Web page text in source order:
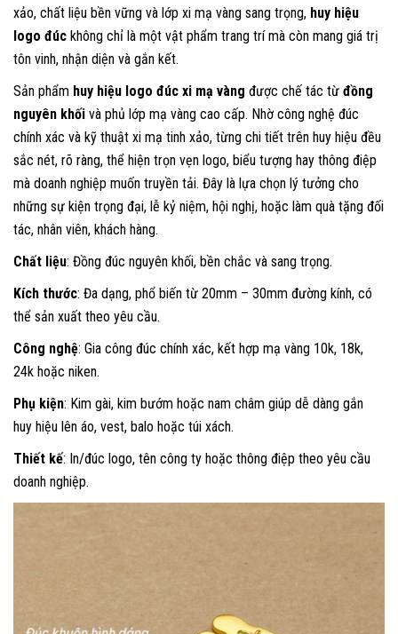
xảo, chất liệu bền vững và lớp xi mạ vàng sang trọng, huy hiệu
logo đúc không chỉ là một vật phẩm trang trí mà còn mang giá trị
tôn vinh, nhận diện và gắn kết.
Sản phẩm huy hiệu logo đúc xi mạ vàng được chế tác từ đồng
nguyên khối và phủ lớp mạ vàng cao cấp. Nhờ công nghệ đúc
chính xác và kỹ thuật xi mạ tinh xảo, từng chi tiết trên huy hiệu đều
sắc nét, rõ ràng, thể hiện trọn vẹn logo, biểu tượng hay thông điệp
mà doanh nghiệp muốn truyền tải. Đây là lựa chọn lý tưởng cho
những sự kiện trọng đại, lễ kỷ niệm, hội nghị, hoặc làm quà tặng đối
tác, nhân viên, khách hàng.
Chất liệu: Đồng đúc nguyên khối, bền chắc và sang trọng.
Kích thước: Đa dạng, phổ biến từ 20mm – 30mm đường kính, có
thể sản xuất theo yêu cầu.
Công nghệ: Gia công đúc chính xác, kết hợp mạ vàng 10k, 18k,
24k hoặc niken.
Phụ kiện: Kim gài, kim bướm hoặc nam châm giúp dễ dàng gắn
huy hiệu lên áo, vest, balo hoặc túi xách.
Thiết kế: In/đúc logo, tên công ty hoặc thông điệp theo yêu cầu
doanh nghiệp.